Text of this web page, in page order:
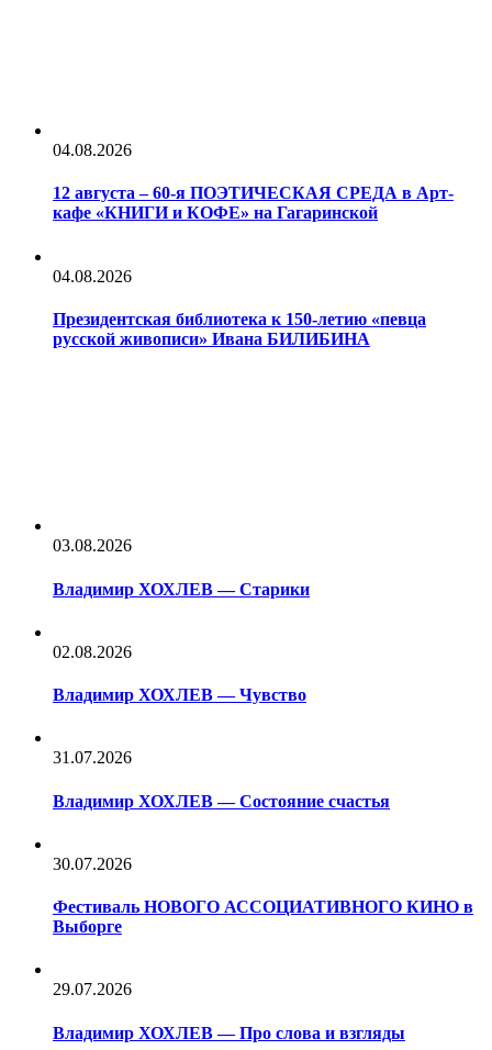
04.08.2026
12 августа – 60-я ПОЭТИЧЕСКАЯ СРЕДА в Арт-
кафе «КНИГИ и КОФЕ» на Гагаринской
04.08.2026
Президентская библиотека к 150-летию «певца
русской живописи» Ивана БИЛИБИНА
03.08.2026
Владимир ХОХЛЕВ — Старики
02.08.2026
Владимир ХОХЛЕВ — Чувство
31.07.2026
Владимир ХОХЛЕВ — Состояние счастья
30.07.2026
Фестиваль НОВОГО АССОЦИАТИВНОГО КИНО в
Выборге
29.07.2026
Владимир ХОХЛЕВ — Про слова и взгляды